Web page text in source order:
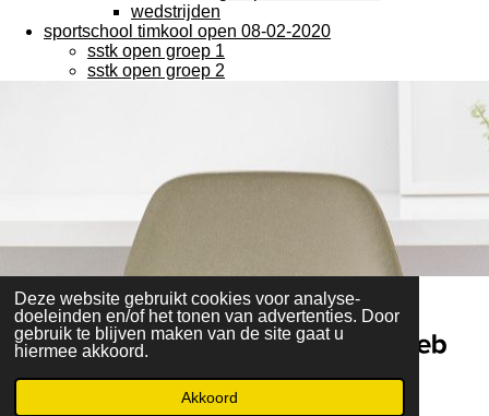
Deze website gebruikt cookies voor analyse-
doeleinden en/of het tonen van advertenties. Door
gebruik te blijven maken van de site gaat u
hiermee akkoord.
Akkoord
wedstrijden
sportschool timkool open 08-02-2020
sstk open groep 1
sstk open groep 2
Maak jouw eigen website met
JouwWeb
© 2014 - 2026 Marco-fotografie